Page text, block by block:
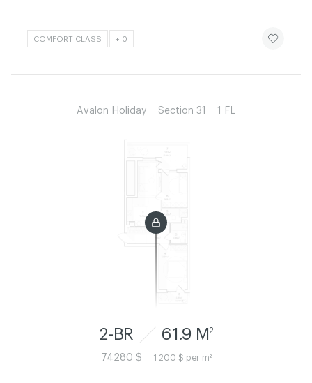
COMFORT CLASS + 0 ЧИТАТИ
Avalon Holiday Section 31 1 FL
2-BR 61.9 M 2
74280 $ 1 200 $ per m²